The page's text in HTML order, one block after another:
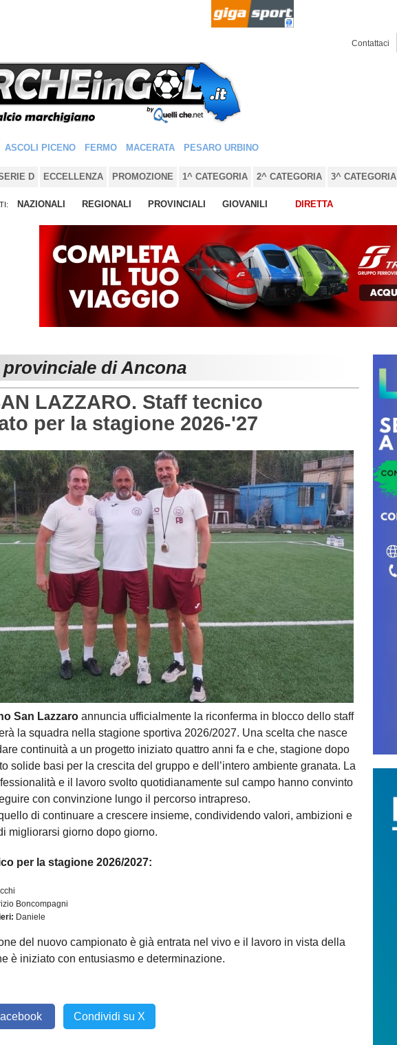
Contattaci
ASCOLI PICENO FERMO MACERATA PESARO URBINO
D ECCELLENZA PROMOZIONE 1^ CATEGORIA 2^ CATEGORIA 3^ CATEGORIA
NAZIONALI REGIONALI PROVINCIALI GIOVANILI DIRETTA
di Ancona
LAZZARO. Staff tecnico
per la stagione 2026-'27
San Lazzaro annuncia ufficialmente la riconferma in blocco dello staff
la squadra nella stagione sportiva 2026/2027. Una scelta che nasce
continuità a un progetto iniziato quattro anni fa e che, stagione dopo
solide basi per la crescita del gruppo e dell’intero ambiente granata. La
e il lavoro svolto quotidianamente sul campo hanno convinto
con convinzione lungo il percorso intrapreso.
di continuare a crescere insieme, condividendo valori, ambizioni e
migliorarsi giorno dopo giorno.
per la stagione 2026/2027:
Boncompagni
Daniele
del nuovo campionato è già entrata nel vivo e il lavoro in vista della
è iniziato con entusiasmo e determinazione.
Condividi su X